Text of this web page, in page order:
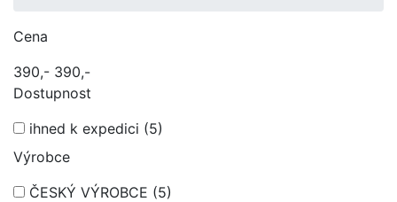
Cena
390,- 390,-
Dostupnost
ihned k expedici (5)
Výrobce
ČESKÝ VÝROBCE (5)